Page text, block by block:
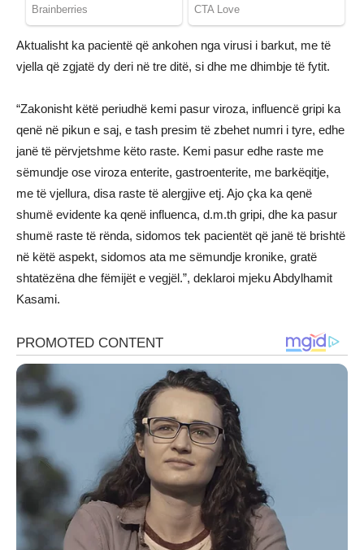
Aktualisht ka pacientë që ankohen nga virusi i barkut, me të
vjella që zgjatë dy deri në tre ditë, si dhe me dhimbje të fytit.
“Zakonisht këtë periudhë kemi pasur viroza, influencë gripi ka
qenë në pikun e saj, e tash presim të zbehet numri i tyre, edhe
janë të përvjetshme këto raste. Kemi pasur edhe raste me
sëmundje ose viroza enterite, gastroenterite, me barkëqitje,
me të vjellura, disa raste të alergjive etj. Ajo çka ka qenë
shumë evidente ka qenë influenca, d.m.th gripi, dhe ka pasur
shumë raste të rënda, sidomos tek pacientët që janë të brishtë
në këtë aspekt, sidomos ata me sëmundje kronike, gratë
shtatëzëna dhe fëmijët e vegjël.”, deklaroi mjeku Abdylhamit
Kasami.